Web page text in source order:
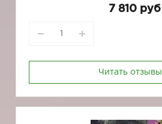
7 810 руб
Читать отзывы